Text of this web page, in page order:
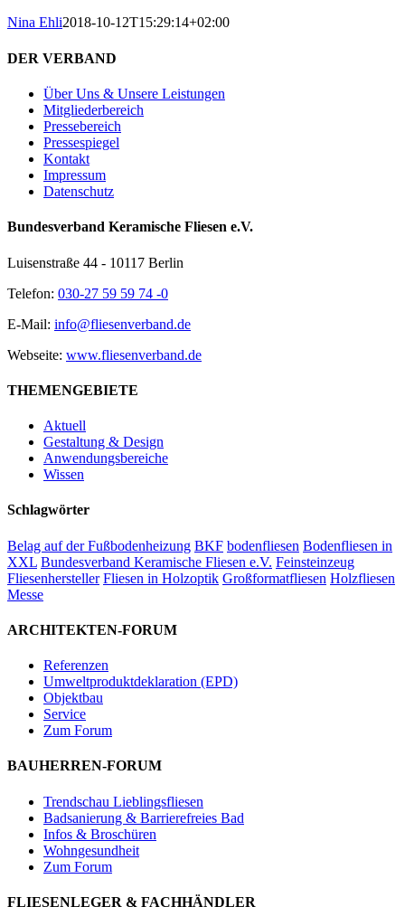
Nina Ehli2018-10-12T15:29:14+02:00
DER VERBAND
Über Uns & Unsere Leistungen
Mitgliederbereich
Pressebereich
Pressespiegel
Kontakt
Impressum
Datenschutz
Bundesverband Keramische Fliesen e.V.
Luisenstraße 44 - 10117 Berlin
Telefon: 030-27 59 59 74 -0
E-Mail: info@fliesenverband.de
Webseite: www.fliesenverband.de
THEMENGEBIETE
Aktuell
Gestaltung & Design
Anwendungsbereiche
Wissen
Schlagwörter
Belag auf der Fußbodenheizung BKF bodenfliesen Bodenfliesen in
XXL Bundesverband Keramische Fliesen e.V. Feinsteinzeug
Fliesenhersteller Fliesen in Holzoptik Großformatfliesen Holzfliesen
Messe
ARCHITEKTEN-FORUM
Referenzen
Umweltproduktdeklaration (EPD)
Objektbau
Service
Zum Forum
BAUHERREN-FORUM
Trendschau Lieblingsfliesen
Badsanierung & Barrierefreies Bad
Infos & Broschüren
Wohngesundheit
Zum Forum
FLIESENLEGER & FACHHÄNDLER